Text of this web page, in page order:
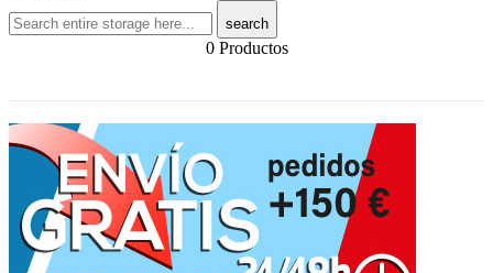
search
0 Productos